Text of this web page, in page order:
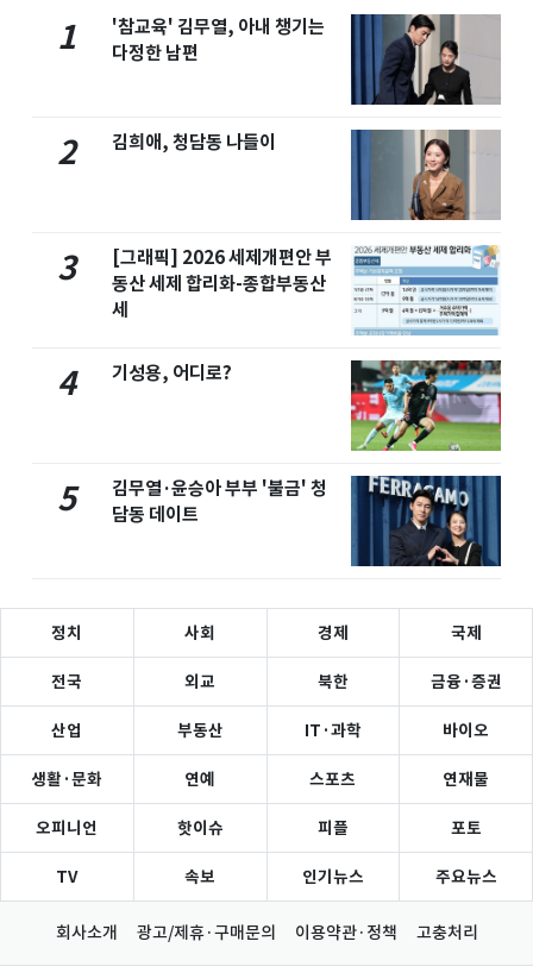
1
'참교육' 김무열, 아내 챙기는
다정한 남편
2 김희애, 청담동 나들이
3
[그래픽] 2026 세제개편안 부
동산 세제 합리화-종합부동산
세
4 기성용, 어디로?
5
김무열·윤승아 부부 '불금' 청
담동 데이트
정치 사회 경제 국제
전국 외교 북한 금융·증권
산업 부동산 IT·과학 바이오
생활·문화 연예 스포츠 연재물
오피니언 핫이슈 피플 포토
TV 속보 인기뉴스 주요뉴스
회사소개 광고/제휴·구매문의 이용약관·정책 고충처리